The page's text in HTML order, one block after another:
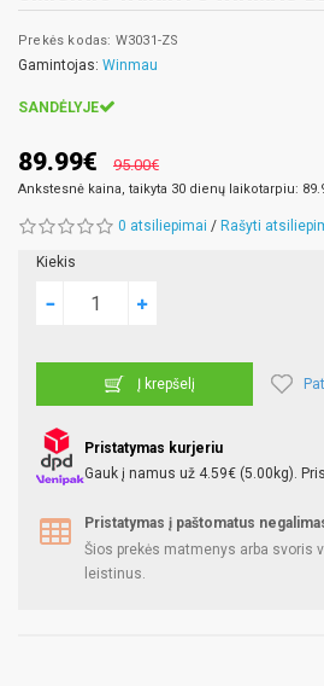
Prekės kodas: W3031-ZS
Gamintojas: Winmau
SANDĖLYJE
89.99€ 95.00€
Ankstesnė kaina, taikyta 30 dienų laikotarpiu:
0 atsiliepimai / Rašyti
Kiekis
Į krepšelį
Pristatymas kurjeriu
Gauk į namus už 4.59€ (5.00kg).
Pristatymas į paštomatus
Šios prekės matmenys arba svoris
leistinus.